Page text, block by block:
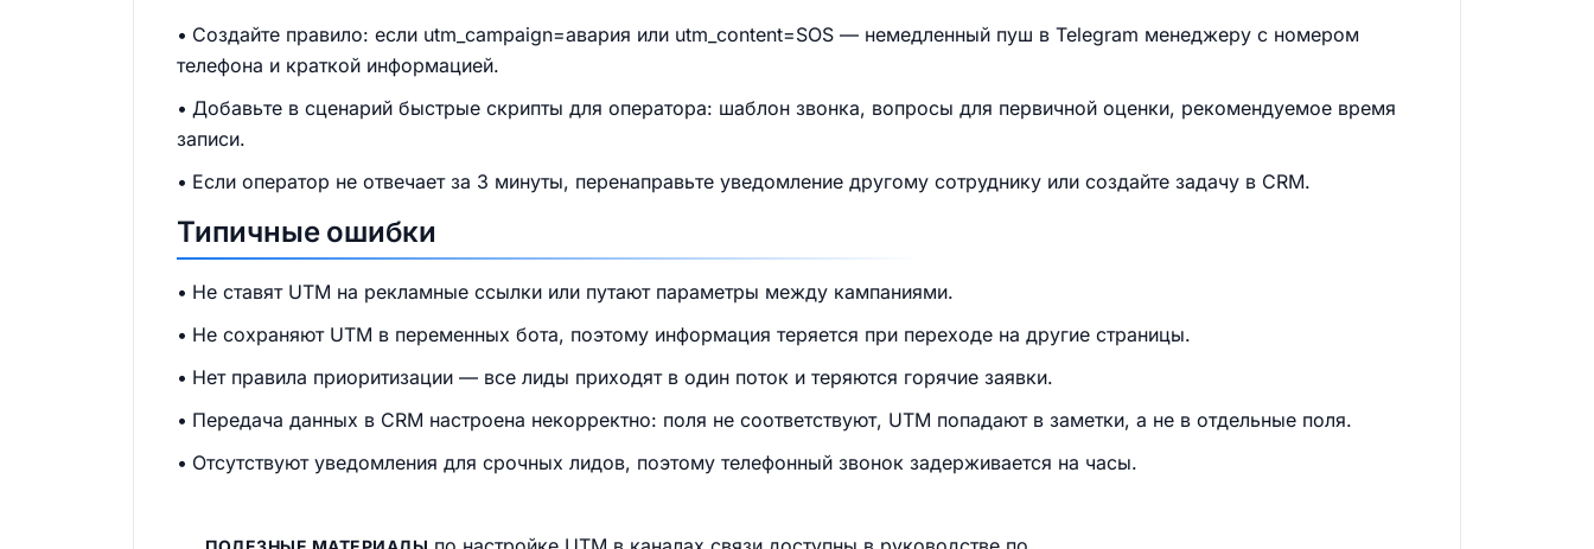
Создайте правило: если utm_campaign=авария или utm_content=SOS — немедленный пуш в Telegram менеджеру с номером
телефона и краткой информацией.
Добавьте в сценарий быстрые скрипты для оператора: шаблон звонка, вопросы для первичной оценки, рекомендуемое время
записи.
Если оператор не отвечает за 3 минуты, перенаправьте уведомление другому сотруднику или создайте задачу в CRM.
Типичные ошибки
Не ставят UTM на рекламные ссылки или путают параметры между кампаниями.
Не сохраняют UTM в переменных бота, поэтому информация теряется при переходе на другие страницы.
Нет правила приоритизации — все лиды приходят в один поток и теряются горячие заявки.
Передача данных в CRM настроена некорректно: поля не соответствуют, UTM попадают в заметки, а не в отдельные поля.
Отсутствуют уведомления для срочных лидов, поэтому телефонный звонок задерживается на часы.